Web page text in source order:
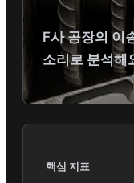
F사 공장의 이
소리로 분석해
핵심 지표